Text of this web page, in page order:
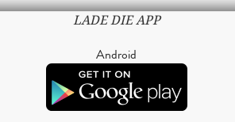
LADE DIE APP
Android